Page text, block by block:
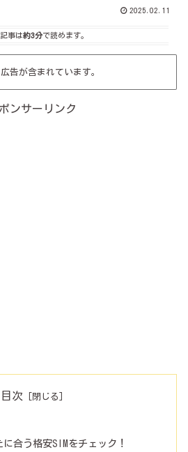
2025.02.11
事は約3分で読めます。
告が含まれています。
ンサーリンク
目次
合う格安SIMをチェック！